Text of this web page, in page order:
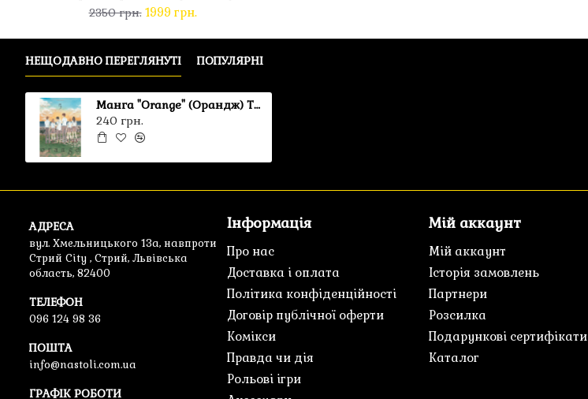
2350 грн. 1999 грн.
НЕЩОДАВНО ПЕРЕГЛЯНУТІ ПОПУЛЯРНІ
Манга "Orange" (Орандж) Том 5
240 грн.
АДРЕСА
вул. Хмельницького 13а, навпроти
Стрий City , Стрий, Львівська
область, 82400
ТЕЛЕФОН
096 124 98 36
ПОШТА
info@nastoli.com.ua
ГРАФІК РОБОТИ
Інформація
Про нас
Доставка і оплата
Політика конфіденційності
Договір публічної оферти
Комікси
Правда чи дія
Рольові ігри
Мій аккаунт
Мій аккаунт
Історія замовлень
Партнери
Розсилка
Подарункові сертифікати
Каталог